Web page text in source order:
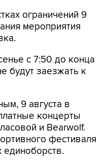
ограничений 9
мероприятия
с 7:50 до конца
будут заезжать к
9 августа в
концерты
и Bearwolf.
фестиваля
единоборств.